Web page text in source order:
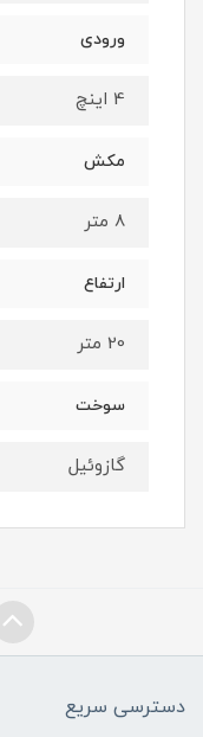
ورودی
4 اینچ
مکش
8 متر
ارتفاع
20 متر
سوخت
گازوئیل
دسترسی سریع